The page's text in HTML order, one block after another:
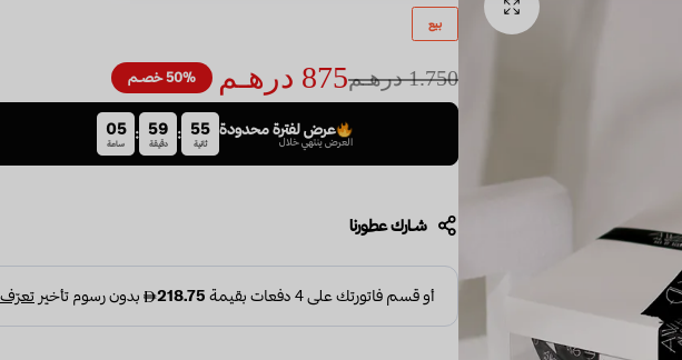
للشعر،
ورذاذبيع
1.750 درهـم875 درهـم 50% خصـم
عرض لفترة محدودة
العرض ينتهي خلال
05
ساعة
: 59
دقيقة
: 55
ثانية
شـارك عطـورنا